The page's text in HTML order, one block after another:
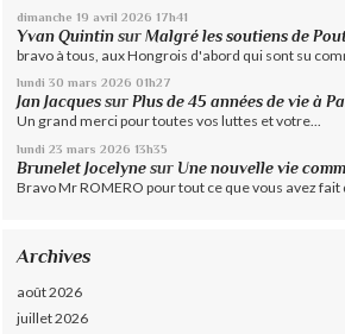
dimanche 19 avril 2026 17h41
Yvan Quintin surMalgré les soutiens de
bravo à tous, aux Hongrois d'abord qui sont su
lundi 30 mars 2026 01h27
Jan Jacques surPlus de 45 années de vie à
Un grand merci pour toutes vos luttes et votre...
lundi 23 mars 2026 13h35
Brunelet Jocelyne sur Une nouvelle vie
Bravo Mr ROMERO pour tout ce que vous avez fait
Archives
août 2026
juillet 2026